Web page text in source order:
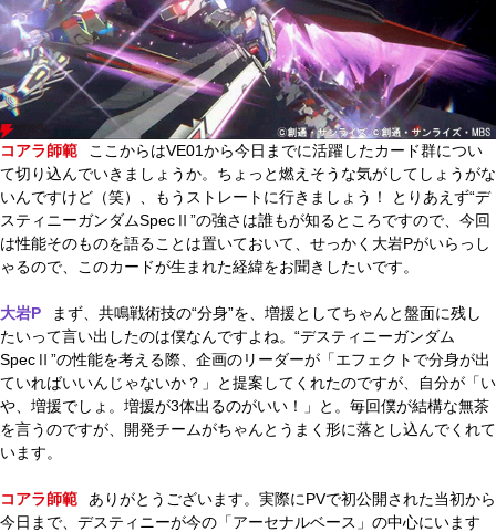
コアラ師範
ここからはVE01から今日までに活躍したカード群につい
て切り込んでいきましょうか。ちょっと燃えそうな気がしてしょうがな
いんですけど（笑）、もうストレートに行きましょう！ とりあえず“デ
スティニーガンダムSpecⅡ”の強さは誰もが知るところですので、今回
は性能そのものを語ることは置いておいて、せっかく大岩Pがいらっし
ゃるので、このカードが生まれた経緯をお聞きしたいです。
大岩P
まず、共鳴戦術技の“分身”を、増援としてちゃんと盤面に残し
たいって言い出したのは僕なんですよね。“デスティニーガンダム
SpecⅡ”の性能を考える際、企画のリーダーが「エフェクトで分身が出
ていればいいんじゃないか？」と提案してくれたのですが、自分が「い
や、増援でしょ。増援が3体出るのがいい！」と。毎回僕が結構な無茶
を言うのですが、開発チームがちゃんとうまく形に落とし込んでくれて
います。
コアラ師範
ありがとうございます。実際にPVで初公開された当初から
今日まで、デスティニーが今の「アーセナルベース」の中心にいます